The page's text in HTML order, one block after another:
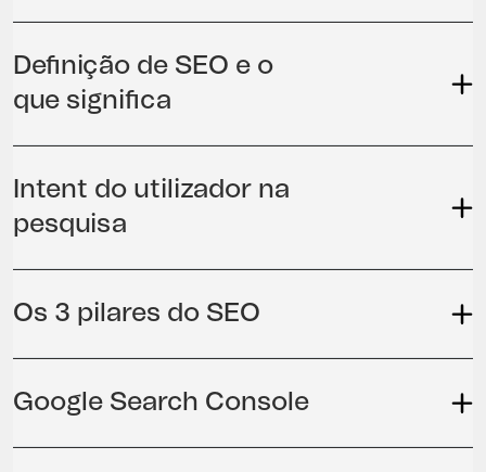
Definição de SEO e o
que significa
Intent do utilizador na
pesquisa
Os 3 pilares do SEO
Google Search Console